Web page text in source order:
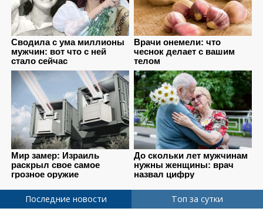
Последние новости Топ за сутки